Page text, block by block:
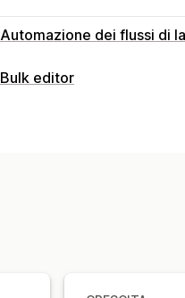
Automazione dei flussi di
Attività di automazione
Bulk editor